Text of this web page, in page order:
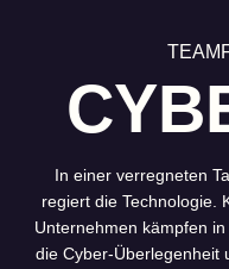
In einer verregneten
regiert die Technologie.
Unternehmen kämpfen
die Cyber-Überlegenheit